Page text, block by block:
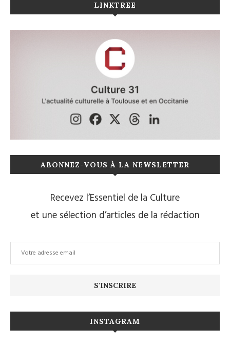
LINKTREE
ABONNEZ-VOUS À LA NEWSLETTER
Recevez l’Essentiel de la Culture
et une sélection d’articles de la rédaction
INSTAGRAM